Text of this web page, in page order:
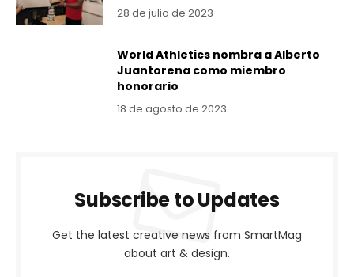
28 de julio de 2023
World Athletics nombra a Alberto
Juantorena como miembro
honorario
18 de agosto de 2023
Subscribe to Updates
Get the latest creative news from SmartMag
about art & design.